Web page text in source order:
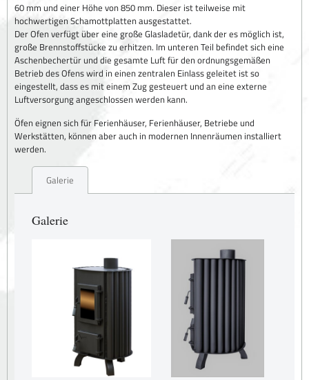
60 mm und einer Höhe von 850 mm. Dieser ist teilweise mit
hochwertigen Schamottplatten ausgestattet.
Der Ofen verfügt über eine große Glasladetür, dank der es möglich ist,
große Brennstoffstücke zu erhitzen. Im unteren Teil befindet sich eine
Aschenbechertür und die gesamte Luft für den ordnungsgemäßen
Betrieb des Ofens wird in einen zentralen Einlass geleitet ist so
eingestellt, dass es mit einem Zug gesteuert und an eine externe
Luftversorgung angeschlossen werden kann.
Öfen eignen sich für Ferienhäuser, Ferienhäuser, Betriebe und
Werkstätten, können aber auch in modernen Innenräumen installiert
werden.
Galerie
Galerie